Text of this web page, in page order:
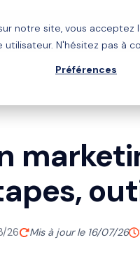
notre site, vous
N'hésitez pas à
Préférences
Clients À
26 Mis à jour le 16/07/26